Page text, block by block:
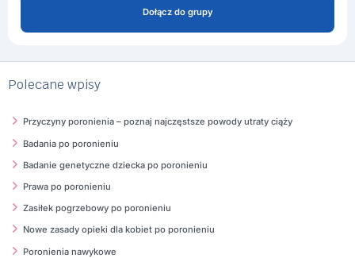
Dołącz do grupy
Polecane wpisy
Przyczyny poronienia – poznaj najczęstsze powody utraty ciąży
Badania po poronieniu
Badanie genetyczne dziecka po poronieniu
Prawa po poronieniu
Zasiłek pogrzebowy po poronieniu
Nowe zasady opieki dla kobiet po poronieniu
Poronienia nawykowe